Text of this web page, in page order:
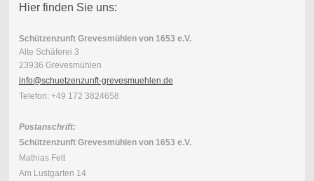
Hier finden Sie uns:
Schützenzunft Grevesmühlen von 1653 e.V.
Alte Schäferei 3
23936 Grevesmühlen
info@schuetzenzunft-grevesmuehlen.de
Telefon: +49 172 3824658
Postanschrift:
Schützenzunft Grevesmühlen von 1653 e.V.
Mathias Fett
Am Lustgarten 14